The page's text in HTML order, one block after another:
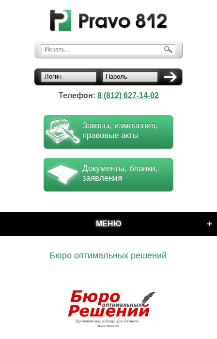
Искать...
Логин Пароль
Телефон: 8 (812) 627-14-02
Законы, изменения,
правовые акты
Документы, бланки,
заявления
МЕНЮ
Бюро оптимальных решений